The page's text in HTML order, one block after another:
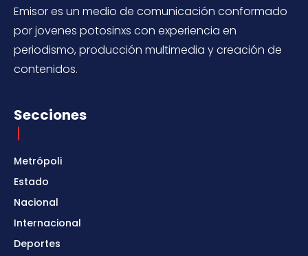
Emisor es un medio de comunicación conformado
por jovenes potosinxs con experiencia en
periodismo, producción multimedia y creación de
contenidos.
Secciones
Metrópoli
Estado
Nacional
Internacional
Deportes